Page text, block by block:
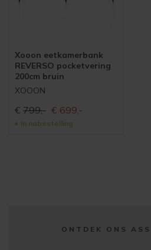
Xooon eetkamerbank
REVERSO pocketvering
200cm bruin
XOOON
€ 799,- Oorspronkelijke
prijs
€ 699,-
In nabestelling
ONTDEK ONS